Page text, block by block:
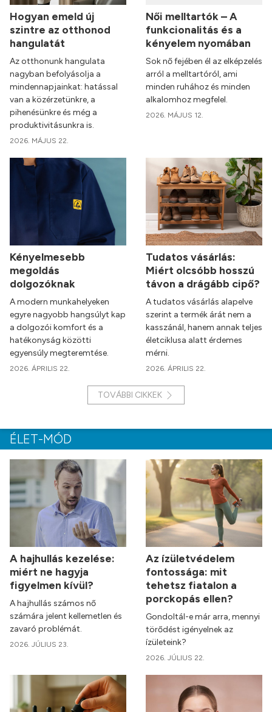
Hogyan emeld új
szintre az otthonod
hangulatát
Az otthonunk hangulata
nagyban befolyásolja a
mindennapjainkat: hatással
van a közérzetünkre, a
pihenésünkre és még a
produktivitásunkra is.
2026. MÁJUS 22.
Női melltartók – A
funkcionalitás és a
kényelem nyomában
Sok nő fejében él az elképzelés
arról a melltartóról, ami
minden ruhához és minden
alkalomhoz megfelel.
2026. MÁJUS 12.
Kényelmesebb
megoldás
dolgozóknak
A modern munkahelyeken
egyre nagyobb hangsúlyt kap
a dolgozói komfort és a
hatékonyság közötti
egyensúly megteremtése.
2026. ÁPRILIS 22.
Tudatos vásárlás:
Miért olcsóbb hosszú
távon a drágább cipő?
A tudatos vásárlás alapelve
szerint a termék árát nem a
kasszánál, hanem annak teljes
életciklusa alatt érdemes
mérni.
2026. ÁPRILIS 22.
TOVÁBBI CIKKEK
ÉLET-MÓD
A hajhullás kezelése:
miért ne hagyja
figyelmen kívül?
A hajhullás számos nő
számára jelent kellemetlen és
zavaró problémát.
2026. JÚLIUS 23.
Az ízületvédelem
fontossága: mit
tehetsz fiatalon a
porckopás ellen?
Gondoltál-e már arra, mennyi
törődést igényelnek az
ízületeink?
2026. JÚLIUS 22.